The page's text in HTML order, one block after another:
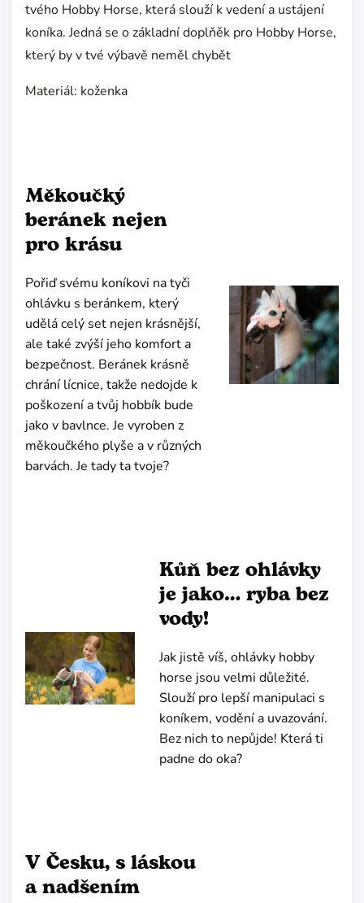
tvého Hobby Horse, která slouží k vedení a ustájení
koníka. Jedná se o základní doplňěk pro Hobby Horse,
který by v tvé výbavě neměl chybět
Materiál: koženka
Měkoučký
beránek nejen
pro krásu
Pořiď svému koníkovi na tyči
ohlávku s beránkem, který
udělá celý set nejen krásnější,
ale také zvýší jeho komfort a
bezpečnost. Beránek krásně
chrání lícnice, takže nedojde k
poškození a tvůj hobbík bude
jako v bavlnce. Je vyroben z
měkoučkého plyše a v různých
barvách. Je tady ta tvoje?
Kůň bez ohlávky
je jako… ryba bez
vody!
Jak jistě víš, ohlávky hobby
horse jsou velmi důležité.
Slouží pro lepší manipulaci s
koníkem, vodění a uvazování.
Bez nich to nepůjde! Která ti
padne do oka?
V Česku, s láskou
a nadšením